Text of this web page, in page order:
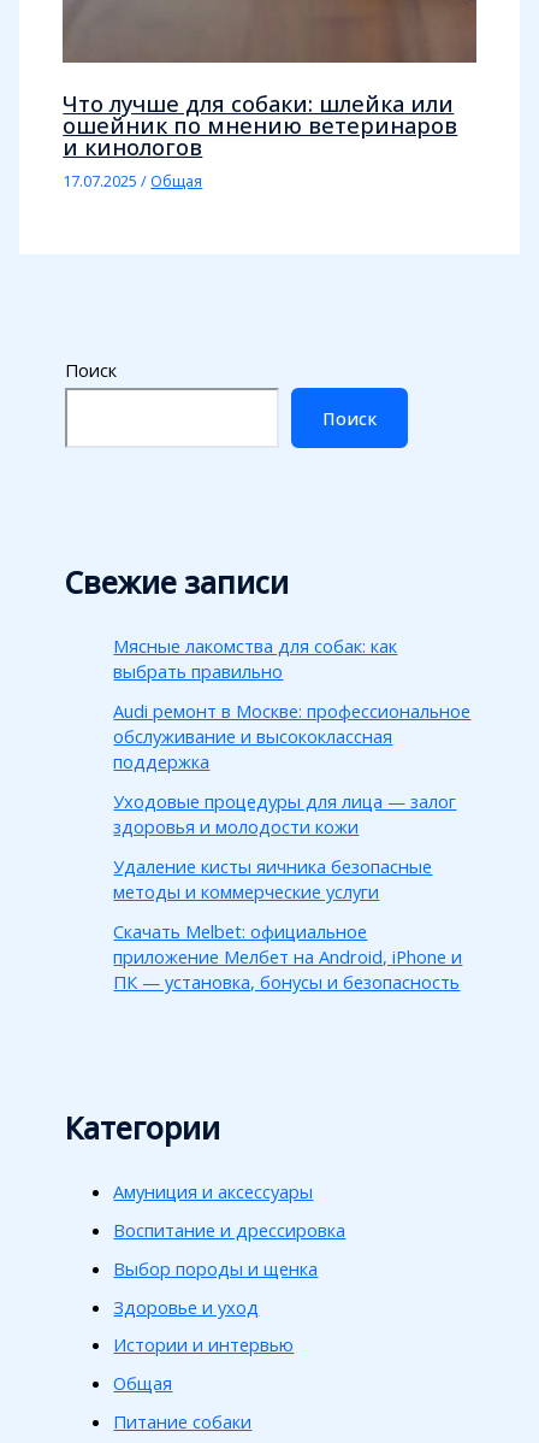
Что лучше для собаки: шлейка или
ошейник по мнению ветеринаров
и кинологов
17.07.2025/Общая
Поиск
Поиск
Свежие записи
Мясные лакомства для собак: как
выбрать правильно
Audi ремонт в Москве: профессиональное
обслуживание и высококлассная
поддержка
Уходовые процедуры для лица — залог
здоровья и молодости кожи
Удаление кисты яичника безопасные
методы и коммерческие услуги
Скачать Melbet: официальное
приложение Мелбет на Android, iPhone и
ПК — установка, бонусы и безопасность
Категории
Амуниция и аксессуары
Воспитание и дрессировка
Выбор породы и щенка
Здоровье и уход
Истории и интервью
Общая
Питание собаки